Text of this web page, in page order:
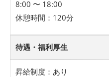
8:00 〜 18:00
休憩時間：120分
待遇・福利厚生
昇給制度：あり